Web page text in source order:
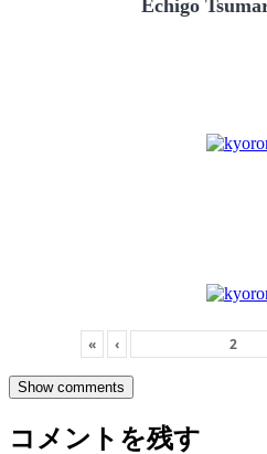
Echigo
« ‹
Show comments
コメントを残す